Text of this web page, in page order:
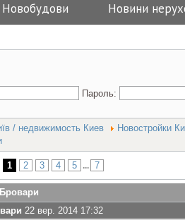
Новобудови Новини
Пароль:
/ недвижимость Киев
Новостройки
1 2 3 4 5 ... 7
22 вер. 2014 17:32